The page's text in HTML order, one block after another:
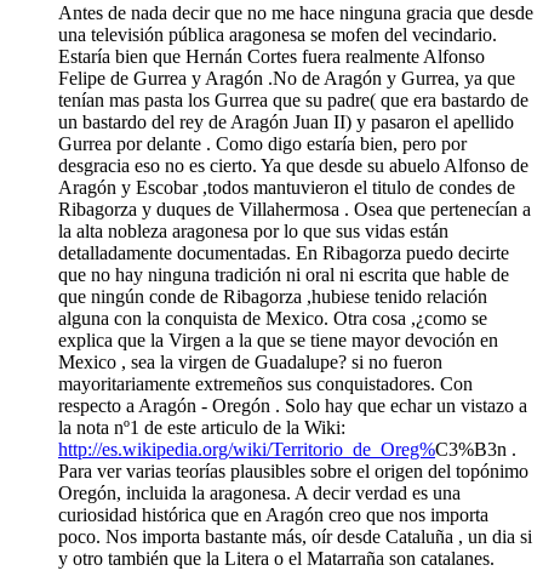
Antes de nada decir que no me hace ninguna gracia que desde
una televisión pública aragonesa se mofen del vecindario.
Estaría bien que Hernán Cortes fuera realmente Alfonso
Felipe de Gurrea y Aragón .No de Aragón y Gurrea, ya que
tenían mas pasta los Gurrea que su padre( que era bastardo de
un bastardo del rey de Aragón Juan II) y pasaron el apellido
Gurrea por delante . Como digo estaría bien, pero por
desgracia eso no es cierto. Ya que desde su abuelo Alfonso de
Aragón y Escobar ,todos mantuvieron el titulo de condes de
Ribagorza y duques de Villahermosa . Osea que pertenecían a
la alta nobleza aragonesa por lo que sus vidas están
detalladamente documentadas. En Ribagorza puedo decirte
que no hay ninguna tradición ni oral ni escrita que hable de
que ningún conde de Ribagorza ,hubiese tenido relación
alguna con la conquista de Mexico. Otra cosa ,¿como se
explica que la Virgen a la que se tiene mayor devoción en
Mexico , sea la virgen de Guadalupe? si no fueron
mayoritariamente extremeños sus conquistadores. Con
respecto a Aragón - Oregón . Solo hay que echar un vistazo a
la nota nº1 de este articulo de la Wiki:
http://es.wikipedia.org/wiki/Territorio_de_Oreg%C3%B3n .
Para ver varias teorías plausibles sobre el origen del topónimo
Oregón, incluida la aragonesa. A decir verdad es una
curiosidad histórica que en Aragón creo que nos importa
poco. Nos importa bastante más, oír desde Cataluña , un dia si
y otro también que la Litera o el Matarraña son catalanes.